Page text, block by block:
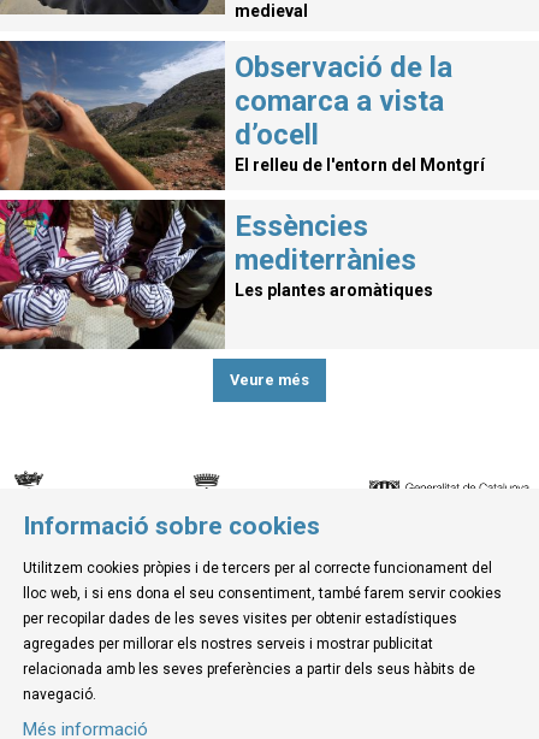
medieval
Observació de la
comarca a vista
d’ocell
El relleu de l'entorn del Montgrí
Essències
mediterrànies
Les plantes aromàtiques
Veure més
© Museu de la Mediterrània
C. d'Ullà, 27-31 | 17257 Torroella de Montgrí
Tel. 972 755 180 a/e: info@museudelamediterrania.cat
Sitemap |
Informació sobre cookies
Utilitzem cookies pròpies i de tercers per al correcte funcionament del
lloc web, i si ens dona el seu consentiment, també farem servir cookies
per recopilar dades de les seves visites per obtenir estadístiques
agregades per millorar els nostres serveis i mostrar publicitat
relacionada amb les seves preferències a partir dels seus hàbits de
navegació.
Més informació